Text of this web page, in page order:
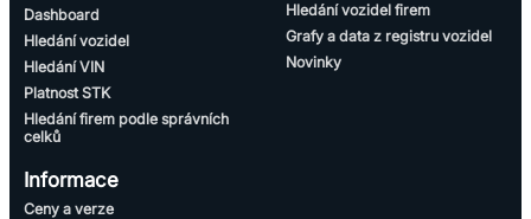
Dashboard
Hledání vozidel
Hledání VIN
Platnost STK
Hledání firem podle správních
celků
Hledání vozidel firem
Grafy a data z registru vozidel
Novinky
Informace
Ceny a verze